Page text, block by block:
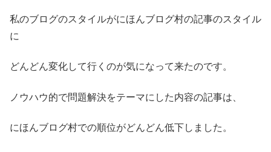
私のブログのスタイルがにほんブログ村の記事のスタイル
に
どんどん変化して行くのが気になって来たのです。
ノウハウ的で問題解決をテーマにした内容の記事は、
にほんブログ村での順位がどんどん低下しました。